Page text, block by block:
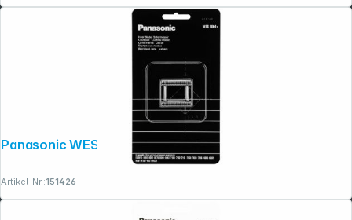
Panasonic WES 9064 Y 1361
Artikel-Nr.:151426